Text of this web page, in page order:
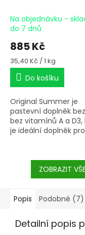
Na objednávku -
do 7 dnů
885 Kč
Měrná
cena:
35,40 Kč / 1 kg
Do košíku
Original Summer je
pastevní doplněk
bez vitamínů A a D3,
je ideální doplněk pro
ZOBRAZIT
Popis Podobné (7)
Detailní popis